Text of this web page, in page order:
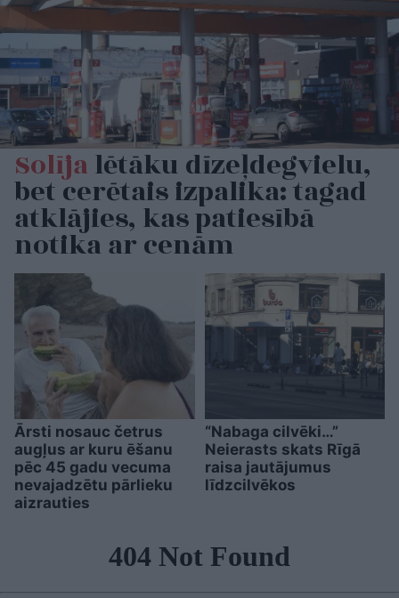
Solījalētāku dīzeļdegvielu,
bet cerētais izpalika: tagad
atklājies, kas patiesībā
notika ar cenām
Ārsti nosauc četrus
augļus ar kuru ēšanu
pēc 45 gadu vecuma
nevajadzētu pārlieku
aizrauties
“Nabaga cilvēki…”
Neierasts skats Rīgā
raisa jautājumus
līdzcilvēkos